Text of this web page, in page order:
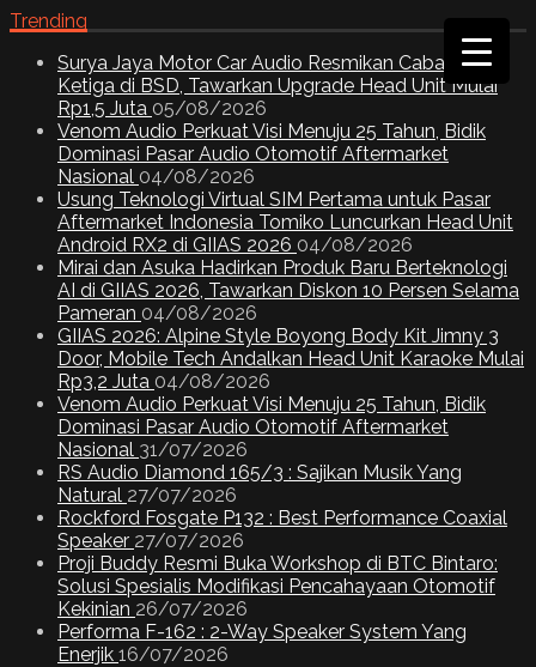
Trending
Surya Jaya Motor Car Audio Resmikan Cabang
Ketiga di BSD, Tawarkan Upgrade Head Unit Mulai
Rp1,5 Juta 05/08/2026
Venom Audio Perkuat Visi Menuju 25 Tahun, Bidik
Dominasi Pasar Audio Otomotif Aftermarket
Nasional 04/08/2026
Usung Teknologi Virtual SIM Pertama untuk Pasar
Aftermarket Indonesia Tomiko Luncurkan Head Unit
Android RX2 di GIIAS 2026 04/08/2026
Mirai dan Asuka Hadirkan Produk Baru Berteknologi
AI di GIIAS 2026, Tawarkan Diskon 10 Persen Selama
Pameran 04/08/2026
GIIAS 2026: Alpine Style Boyong Body Kit Jimny 3
Door, Mobile Tech Andalkan Head Unit Karaoke Mulai
Rp3,2 Juta 04/08/2026
Venom Audio Perkuat Visi Menuju 25 Tahun, Bidik
Dominasi Pasar Audio Otomotif Aftermarket
Nasional 31/07/2026
RS Audio Diamond 165/3 : Sajikan Musik Yang
Natural 27/07/2026
Rockford Fosgate P132 : Best Performance Coaxial
Speaker 27/07/2026
Proji Buddy Resmi Buka Workshop di BTC Bintaro:
Solusi Spesialis Modifikasi Pencahayaan Otomotif
Kekinian 26/07/2026
Performa F-162 : 2-Way Speaker System Yang
Enerjik 16/07/2026